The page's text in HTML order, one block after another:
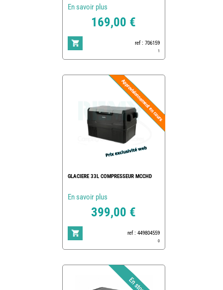
En savoir plus
169,00 €
ref : 706159
1
GLACIERE 33L COMPRESSEUR MCCHD
En savoir plus
399,00 €
ref : 449804559
0